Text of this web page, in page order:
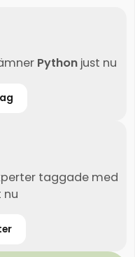
Python just nu
taggade med
nu